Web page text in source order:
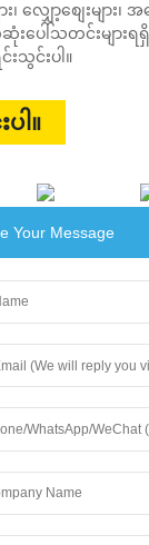
၊ လျှော့စျေးများ
းပေါ်သတင်းများရ
သွင်းပါ။
ါ။
ြောင်း
ဆောင်မှု
Your Message